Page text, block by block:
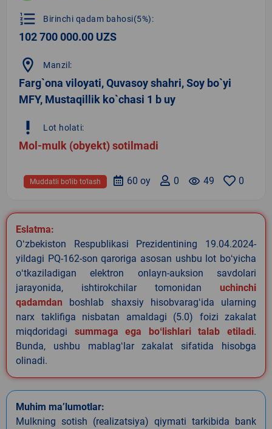
format_list_numbered Birinchi qadam bahosi(5%):
102 700 000.00 UZS
location_on Manzil:
Farg`ona viloyati, Quvasoy shahri, Soy bo`yi
MFY, Mustaqillik ko`chasi 1 b uy
priority_high Lot holati:
Mol-mulk (obyekt) sotilmadi
0
remove_red_eye 49
0
60 oy
Muddatli bo‘lib to‘lash
Eslatma:
Oʻzbekiston Respublikasi Prezidentining 19.04.2024-
yildagi PQ-162-son qaroriga asosan ushbu lot boʻyicha
oʻtkaziladigan elektron onlayn-auksion savdolari
jarayonida, ishtirokchilar tomonidan uchinchi
qadamdan boshlab shaxsiy hisobvaragʻida ularning
narx taklifiga nisbatan amaldagi (5.0) foizi zakalat
miqdoridagi summaga ega boʻlishlari talab etiladi.
Bunda, ushbu mablagʻlar zakalat sifatida hisobga
olinadi.
Muhim ma’lumotlar:
Mulkning sotish (realizatsiya) qiymati tarkibida bank